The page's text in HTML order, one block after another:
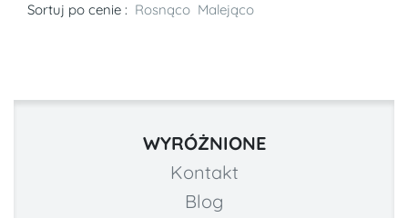
Sortuj po cenie : Rosnąco Malejąco
WYRÓŻNIONE
Kontakt
Blog